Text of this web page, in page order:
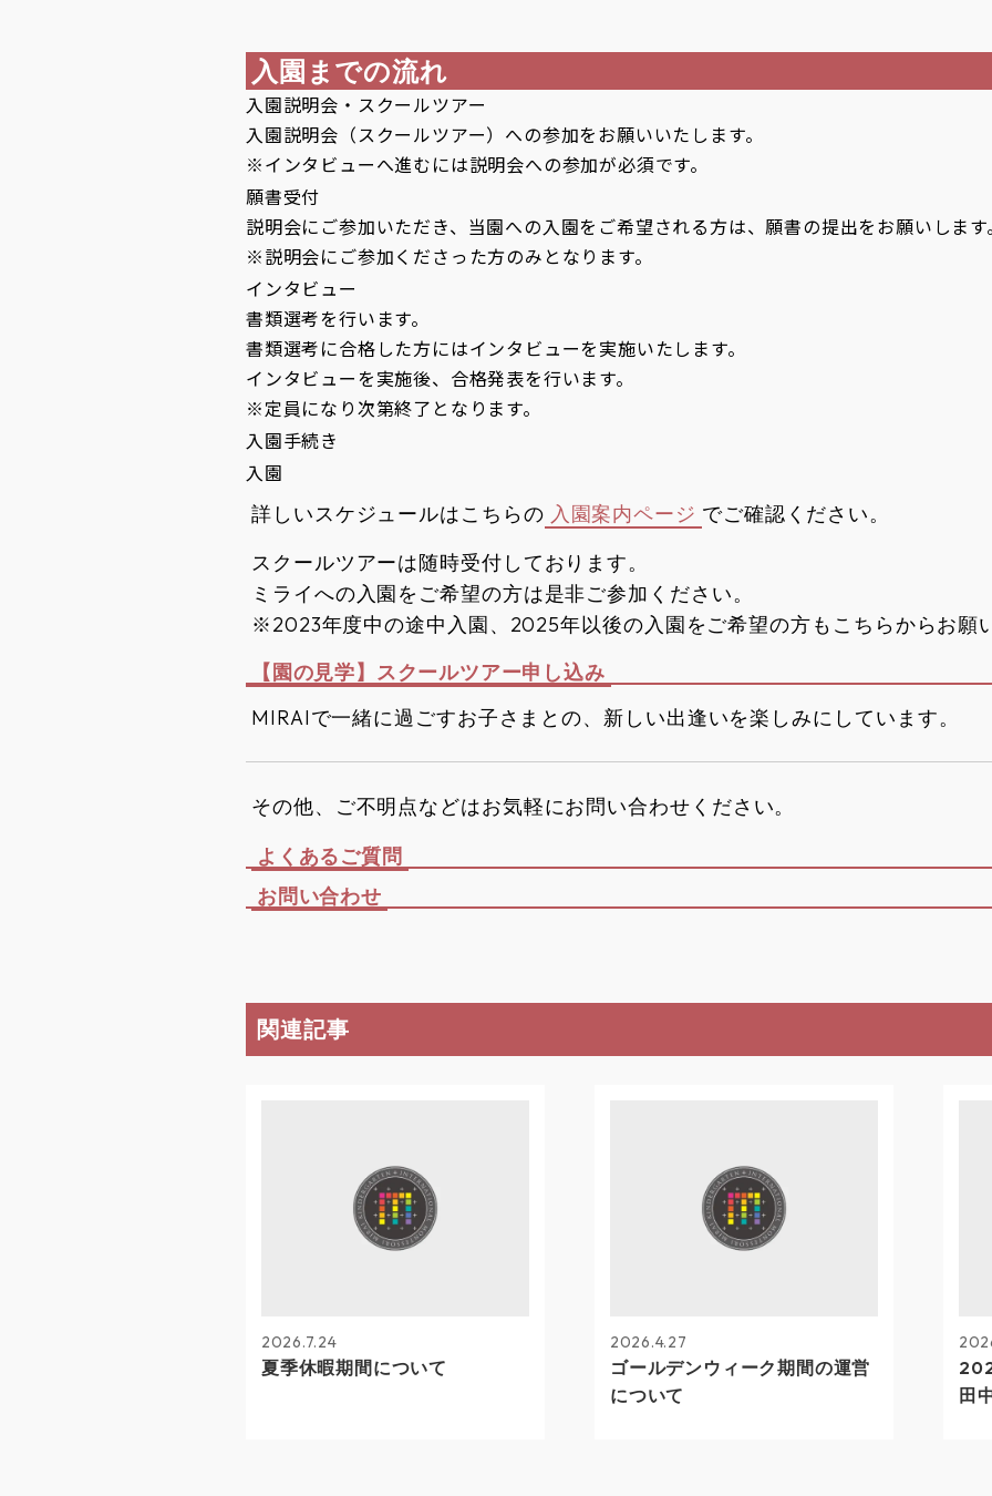
入園までの流れ
入園説明会・スクールツアー
入園説明会（スクールツアー）への参加をお願いいたします。
※インタビューへ進むには説明会への参加が必須です。
願書受付
説明会にご参加いただき、当園への入園をご希望される方は、願書の提出をお願いします
※説明会にご参加くださった方のみとなります。
インタビュー
書類選考を行います。
書類選考に合格した方にはインタビューを実施いたします。
インタビューを実施後、合格発表を行います。
※定員になり次第終了となります。
入園手続き
入園
詳しいスケジュールはこちらの 入園案内ページ でご確認ください。
スクールツアーは随時受付しております。
ミライへの入園をご希望の方は是非ご参加ください。
※2023年度中の途中入園、2025年以後の入園をご希望の方もこちらからお願
【園の見学】スクールツアー申し込み
MIRAIで一緒に過ごすお子さまとの、新しい出逢いを楽しみにしています。
その他、ご不明点などはお気軽にお問い合わせください。
よくあるご質問
お問い合わせ
関連記事
2026.7.24
夏季休暇期間について
2026.4.27
ゴールデンウィーク期間の運営
について
田